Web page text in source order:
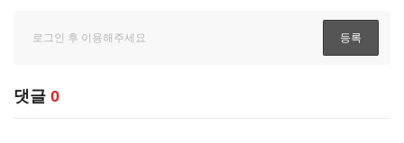
댓글 0